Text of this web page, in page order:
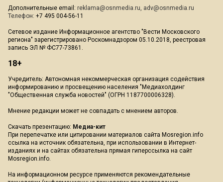
Дополнительные email: reklama@osnmedia.ru, adv@osnmedia.ru
Телефон: +7 495 004-56-11
Сетевое издание Информационное агентство "Вести Московского
региона" зарегистрировано Роскомнадзором 05.10.2018, реестровая
запись ЭЛ № ФС77-73861.
18+
Учредитель: Автономная некоммерческая организация содействия
информированию и просвещению населения "Медиахолдинг
"Общественная служба новостей" (ОГРН 1187700006328).
Мнение редакции может не совпадать с мнением авторов.
Скачать презентацию: Медиа-кит
При перепечатке или цитировании материалов сайта Mosregion.info
ссылка на источник обязательна, при использовании в Интернет-
изданиях и на сайтах обязательна прямая гиперссылка на сайт
Mosregion.info.
На информационном ресурсе применяются рекомендательные